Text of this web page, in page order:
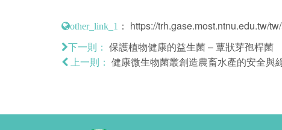
other_link_1 ： https://trh.gase.most.ntnu.edu.tw/
下一則： 保護植物健康的益生菌 – 蕈狀芽孢桿菌
上一則：
健康微生物菌叢創造農畜水產的安全與